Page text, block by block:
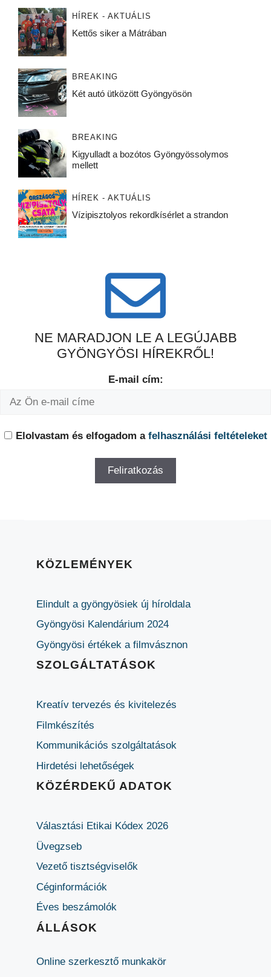
HÍREK - AKTUÁLIS
Kettős siker a Mátrában
BREAKING
Két autó ütközött Gyöngyösön
BREAKING
Kigyulladt a bozótos Gyöngyössolymos
mellett
HÍREK - AKTUÁLIS
Vízipisztolyos rekordkísérlet a strandon
NE MARADJON LE A LEGÚJABB
GYÖNGYÖSI HÍREKRŐL!
E-mail cím:
Elolvastam és elfogadom a felhasználási feltételeket
KÖZLEMÉNYEK
Elindult a gyöngyösiek új híroldala
Gyöngyösi Kalendárium 2024
Gyöngyösi értékek a filmvásznon
SZOLGÁLTATÁSOK
Kreatív tervezés és kivitelezés
Filmkészítés
Kommunikációs szolgáltatások
Hirdetési lehetőségek
KÖZÉRDEKŰ ADATOK
Választási Etikai Kódex 2026
Üvegzseb
Vezető tisztségviselők
Céginformációk
Éves beszámolók
ÁLLÁSOK
Online szerkesztő munkakör